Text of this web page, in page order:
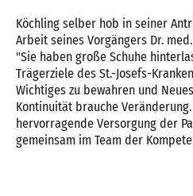
Köchling selber hob in seiner
Arbeit seines Vorgängers Dr.
"Sie haben große Schuhe
Trägerziele des St.-Josefs-
Wichtiges zu bewahren und
Kontinuität brauche
hervorragende Versorgung der
gemeinsam im Team der